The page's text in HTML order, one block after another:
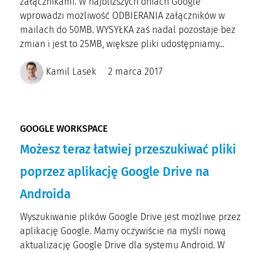
wprowadzi możliwość ODBIERANIA załączników w
mailach do 50MB. WYSYŁKA zaś nadal pozostaje bez
zmian i jest to 25MB, większe pliki udostępniamy...
Kamil Lasek 2 marca 2017
GOOGLE WORKSPACE
Możesz teraz łatwiej przeszukiwać pliki
poprzez aplikację Google Drive na
Androida
Wyszukiwanie plików Google Drive jest możliwe przez
aplikację Google. Mamy oczywiście na myśli nową
aktualizację Google Drive dla systemu Android. W